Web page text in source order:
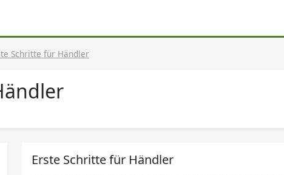
Schritte für Händler
Erste Schritte für Händler